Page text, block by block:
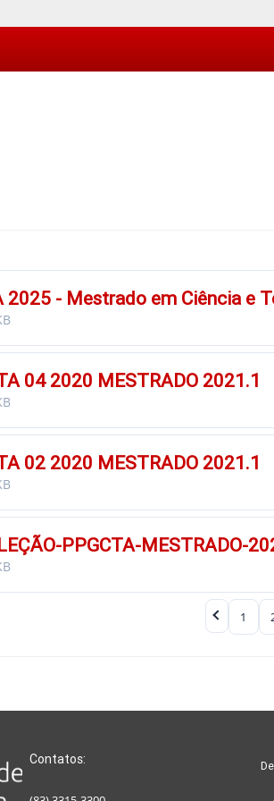
2025 - Mestrado em Ciência e
04 2020 MESTRADO 2021.1
02 2020 MESTRADO 2021.1
PPGCTA-MESTRADO-
1
Contatos: